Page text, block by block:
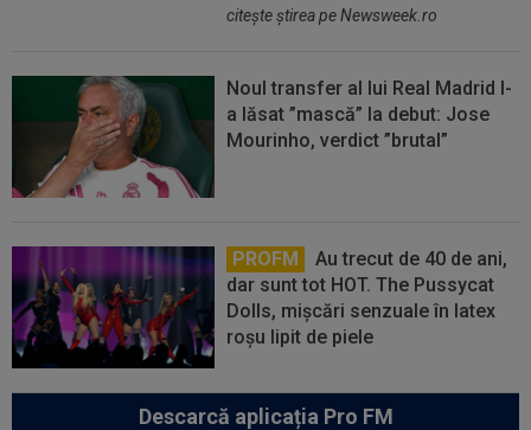
citeşte ştirea pe Newsweek.ro
Noul transfer al lui Real Madrid l-
a lăsat ”mască” la debut: Jose
Mourinho, verdict ”brutal”
PROFM
Au trecut de 40 de ani,
dar sunt tot HOT. The Pussycat
Dolls, mișcări senzuale în latex
roșu lipit de piele
Descarcă aplicația Pro FM